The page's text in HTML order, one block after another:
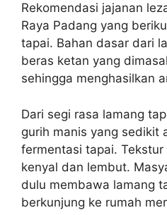
Rekomendasi jajanan
Raya Padang yang
tapai. Bahan dasar dari
beras ketan yang
sehingga menghasilkan
Dari segi rasa lamang
gurih manis yang sedikit
fermentasi tapai.
kenyal dan lembut.
dulu membawa lamang
berkunjung ke rumah